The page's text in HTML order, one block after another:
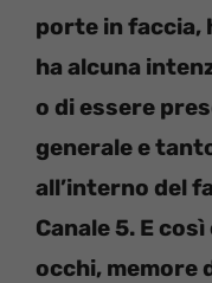
porte in faccia,
ha alcuna
o di essere
generale e
all’interno del
Canale 5. E
occhi, memore